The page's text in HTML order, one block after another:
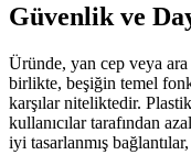
Güvenlik ve
Üründe, yan cep veya
birlikte, beşiğin temel
karşılar niteliktedir. Plastik
kullanıcılar tarafından
iyi tasarlanmış